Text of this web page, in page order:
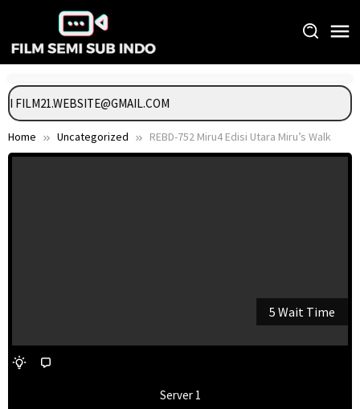
content
FILM21.WEBSITE@GMAIL.COM
Home Uncategorized REBD-752 Miru4 Edisi Utara Miru’s Walk
5 Wait Time
Server 1